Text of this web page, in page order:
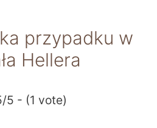
przypadku w
Hellera
5 - (1 vote)